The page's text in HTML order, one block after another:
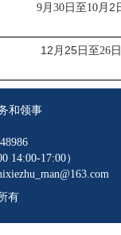
9月 30日至10月 2
12 月25 日 至26
和领事
14:00-17:00）
有